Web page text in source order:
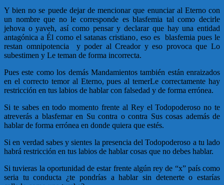
Y bien no se puede dejar de mencionar que enunciar al Eterno con
un nombre que no le corresponde es blasfemia tal como decirle
jehova o yaveh, así como pensar y declarar que hay una entidad
antagónica a Él como el satanas cristiano, eso es blasfemia pues le
restan omnipotencia y poder al Creador y eso provoca que Lo
subestimen y Le teman de forma incorrecta.
Pues este como los demás Mandamientos también están enraizados
en el correcto temor al Eterno, pues al temerLe correctamente hay
restricción en tus labios de hablar con falsedad y de forma errónea.
Si te sabes en todo momento frente al Rey el Todopoderoso no te
atreverás a blasfemar en Su contra o contra Sus cosas además de
hablar de forma errónea en donde quiera que estés.
Si en verdad sabes y sientes la presencia del Todopoderoso a tu lado
habrá restricción en tus labios de hablar cosas que no debes hablar.
Si tuvieras la oportunidad de estar frente algún rey de “x” país como
seria tu conducta ¿te pondrías a hablar sin detenerte o estarías